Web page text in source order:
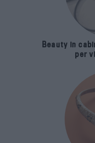
Beauty in
per